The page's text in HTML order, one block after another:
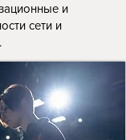
и
сети и